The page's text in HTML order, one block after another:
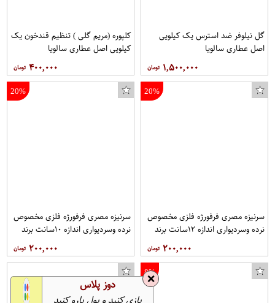
گل نیلوفر ضد استرس یک کیلویی
اصل عطاری سالویا
۱,۵۰۰,۰۰۰
کلپوره (مریم گلی ) تنظیم قندخون یک
کیلویی اصل عطاری سالویا
۴۰۰,۰۰۰
20%
سرنیزه مصری فرفورژه فلزی مخصوص
نرده وسردیواری اندازه ۱۲سانت برند
۲۰۰,۰۰۰
20%
سرنیزه مصری فرفورژه فلزی مخصوص
نرده وسردیواری اندازه ۱۰سانت برند
۲۰۰,۰۰۰
8%
❌ دوز پلاس
بازی کنید و پول پارو کنید